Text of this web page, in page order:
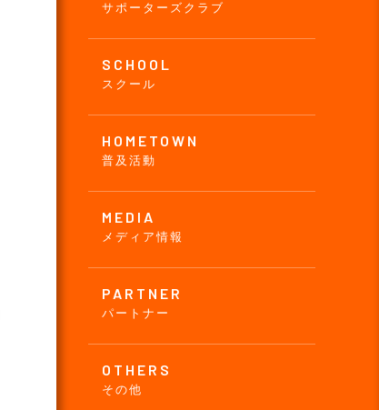
サポーターズクラブ
SCHOOL
スクール
HOMETOWN
普及活動
MEDIA
メディア情報
PARTNER
パートナー
OTHERS
その他